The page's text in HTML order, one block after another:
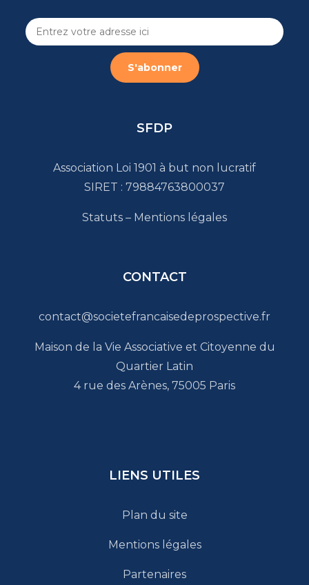
SFDP
Association Loi 1901 à but non lucratif
SIRET : 79884763800037
Statuts – Mentions légales
CONTACT
contact@societefrancaisedeprospective.fr
Maison de la Vie Associative et Citoyenne du
Quartier Latin
4 rue des Arènes, 75005 Paris
LIENS UTILES
Plan du site
Mentions légales
Partenaires